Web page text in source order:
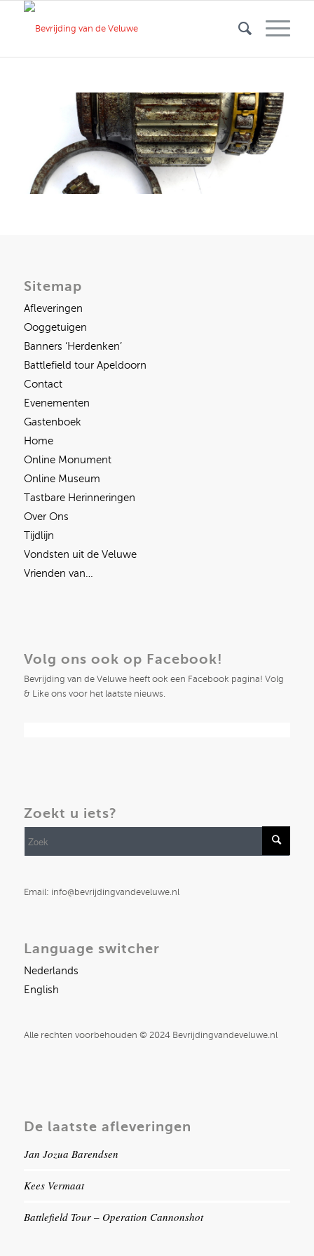
Sitemap
Afleveringen
Ooggetuigen
Banners ‘Herdenken’
Battlefield tour Apeldoorn
Contact
Evenementen
Gastenboek
Home
Online Monument
Online Museum
Tastbare Herinneringen
Over Ons
Tijdlijn
Vondsten uit de Veluwe
Vrienden van…
Volg ons ook op Facebook!
Bevrijding van de Veluwe heeft ook een Facebook pagina! Volg
& Like ons voor het laatste nieuws.
Zoekt u iets?
Email: info@bevrijdingvandeveluwe.nl
Language switcher
Nederlands
English
Alle rechten voorbehouden © 2024 Bevrijdingvandeveluwe.nl
De laatste afleveringen
Jan Jozua Barendsen
Kees Vermaat
Battlefield Tour – Operation Cannonshot